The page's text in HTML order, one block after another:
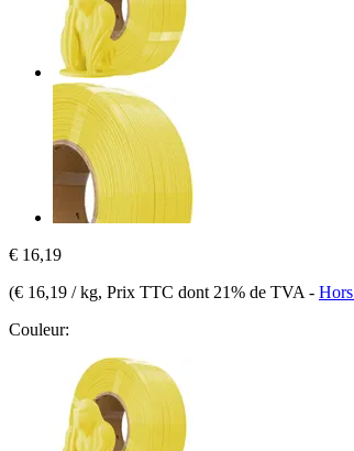
€ 16,19
(€ 16,19 / kg, Prix TTC dont 21% de TVA -
Couleur: